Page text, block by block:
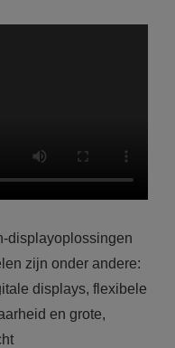
displayoplossingen
zijn onder andere:
displays, flexibele
en grote,